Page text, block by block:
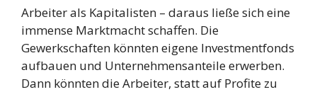
Arbeiter als Kapitalisten – daraus ließe sich eine
immense Marktmacht schaffen. Die
Gewerkschaften könnten eigene Investmentfonds
aufbauen und Unternehmensanteile erwerben.
Dann könnten die Arbeiter, statt auf Profite zu